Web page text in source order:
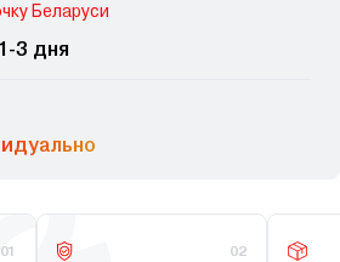
Беларуси
3 дня
01 02